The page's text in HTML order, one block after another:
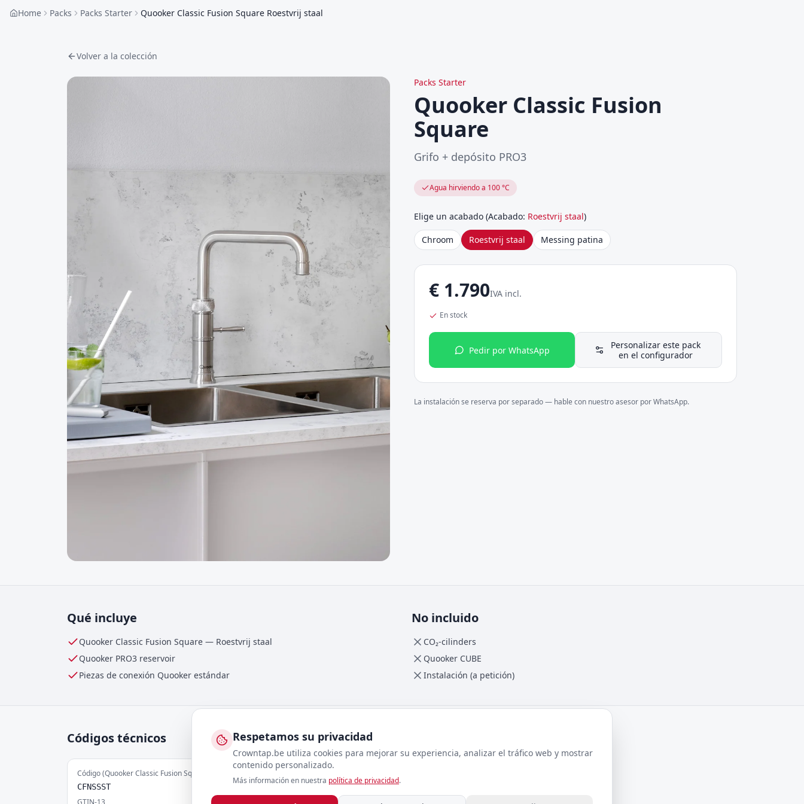
Home Packs Packs Starter Quooker Classic Fusion Square Roestvrij staal
Volver a la colección
Packs Starter
Quooker Classic Fusion
Square
Grifo + depósito PRO3
Agua hirviendo a 100 °C
Elige un acabado (Acabado: Roestvrij staal)
Chroom Roestvrij staal Messing patina
€ 1.790IVA incl.
En stock
Pedir por WhatsApp
Personalizar este pack
en el configurador
La instalación se reserva por separado — hable con nuestro asesor por WhatsApp.
Qué incluye
Quooker Classic Fusion Square — Roestvrij staal
Quooker PRO3 reservoir
Piezas de conexión Quooker estándar
No incluido
CO₂-cilinders
Quooker CUBE
Instalación (a petición)
Códigos técnicos
Código (Quooker Classic Fusion Square)
CFNSSST
GTIN-13
Respetamos su privacidad
Crowntap.be utiliza cookies para mejorar su experiencia, analizar el tráfico web y mostrar
contenido personalizado.
Más información en nuestra política de privacidad.